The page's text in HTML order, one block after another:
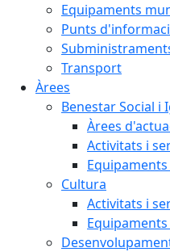
Equipaments
Punts
Transport
Àrees
Benestar Social i
Àrees
Activitats i
Cultura
Activitats i